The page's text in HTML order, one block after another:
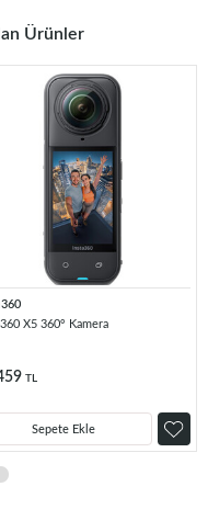
Ürünler
X5 360° Kamera
TL
Sepete Ekle